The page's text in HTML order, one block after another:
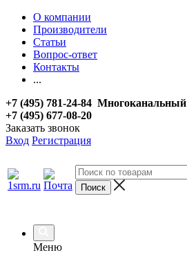
О компании
Производители
Статьи
Вопрос-ответ
Контакты
...
+7 (495) 781-24-84 Многоканальный
+7 (495) 677-08-20
Заказать звонок
Вход Регистрация
Меню